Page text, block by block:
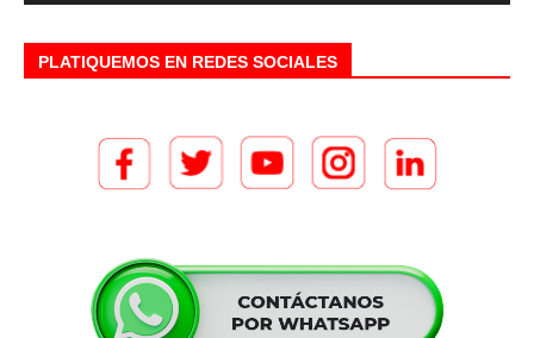
PLATIQUEMOS EN REDES SOCIALES